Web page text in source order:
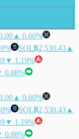
▲ 0.60%
SOL฿2,530.43 ▲
▼ 1.19%
0.88%
▲ 0.60%
SOL฿2,530.43 ▲
▼ 1.19%
0.88%